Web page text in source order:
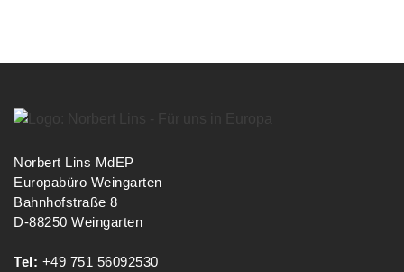
Norbert Lins MdEP
Europabüro Weingarten
Bahnhofstraße 8
D-88250 Weingarten
Tel: +49 751 56092530